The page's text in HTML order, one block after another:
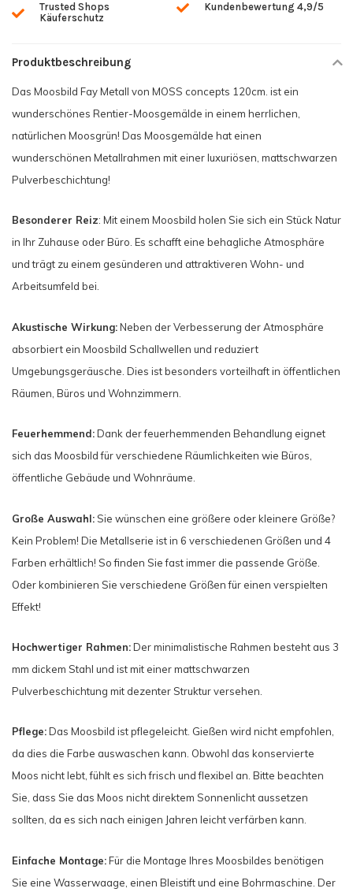
Trusted Shops
Käuferschutz
Kundenbewertung 4,9/5
Produktbeschreibung
Das Moosbild Fay Metall von MOSS concepts 120cm. ist ein
wunderschönes Rentier-Moosgemälde in einem herrlichen,
natürlichen Moosgrün! Das Moosgemälde hat einen
wunderschönen Metallrahmen mit einer luxuriösen, mattschwarzen
Pulverbeschichtung!
Besonderer Reiz: Mit einem Moosbild holen Sie sich ein Stück Natur
in Ihr Zuhause oder Büro. Es schafft eine behagliche Atmosphäre
und trägt zu einem gesünderen und attraktiveren Wohn- und
Arbeitsumfeld bei.
Akustische Wirkung:Neben der Verbesserung der Atmosphäre
absorbiert ein Moosbild Schallwellen und reduziert
Umgebungsgeräusche. Dies ist besonders vorteilhaft in öffentlichen
Räumen, Büros und Wohnzimmern.
Feuerhemmend:Dank der feuerhemmenden Behandlung eignet
sich das Moosbild für verschiedene Räumlichkeiten wie Büros,
öffentliche Gebäude und Wohnräume.
Große Auswahl:Sie wünschen eine größere oder kleinere Größe?
Kein Problem! Die Metallserie ist in 6 verschiedenen Größen und 4
Farben erhältlich! So finden Sie fast immer die passende Größe.
Oder kombinieren Sie verschiedene Größen für einen verspielten
Effekt!
Hochwertiger Rahmen:Der minimalistische Rahmen besteht aus 3
mm dickem Stahl und ist mit einer mattschwarzen
Pulverbeschichtung mit dezenter Struktur versehen.
Pflege:Das Moosbild ist pflegeleicht. Gießen wird nicht empfohlen,
da dies die Farbe auswaschen kann. Obwohl das konservierte
Moos nicht lebt, fühlt es sich frisch und flexibel an. Bitte beachten
Sie, dass Sie das Moos nicht direktem Sonnenlicht aussetzen
sollten, da es sich nach einigen Jahren leicht verfärben kann.
Einfache Montage:Für die Montage Ihres Moosbildes benötigen
Sie eine Wasserwaage, einen Bleistift und eine Bohrmaschine. Der